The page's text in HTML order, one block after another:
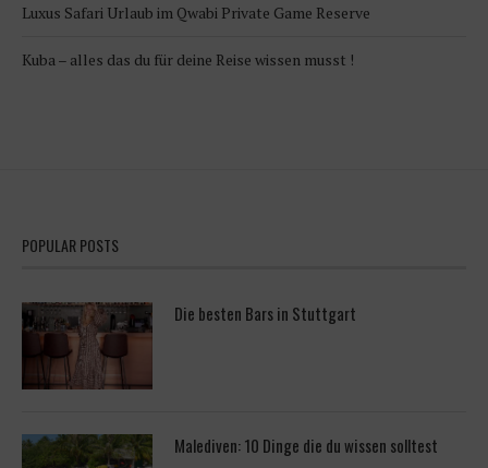
Luxus Safari Urlaub im Qwabi Private Game Reserve
Kuba – alles das du für deine Reise wissen musst !
POPULAR POSTS
Die besten Bars in Stuttgart
Malediven: 10 Dinge die du wissen solltest